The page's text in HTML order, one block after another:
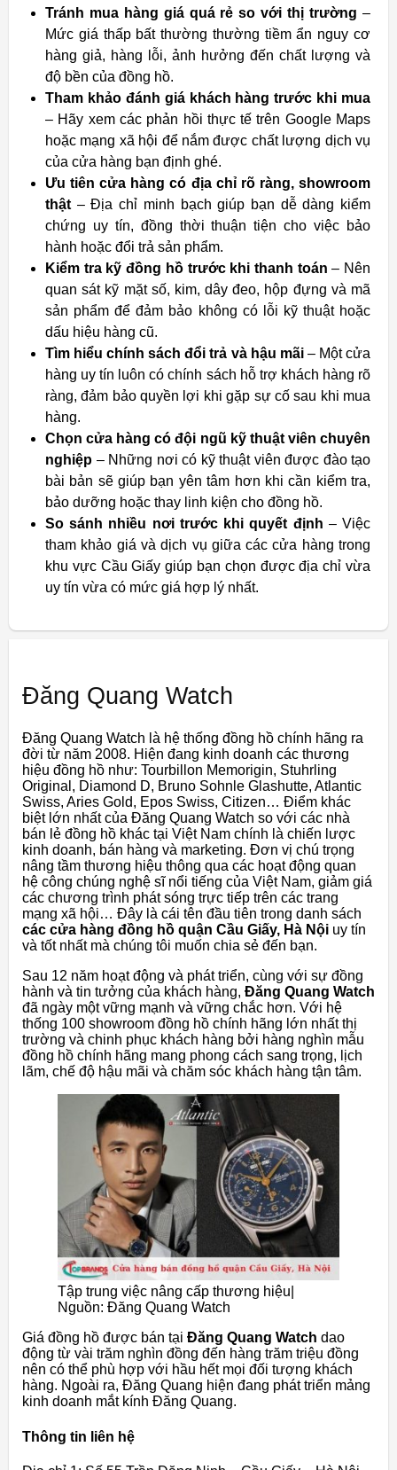
Tránh mua hàng giá quá rẻ so với thị trường –
Mức giá thấp bất thường thường tiềm ẩn nguy cơ
hàng giả, hàng lỗi, ảnh hưởng đến chất lượng và
độ bền của đồng hồ.
Tham khảo đánh giá khách hàng trước khi mua
– Hãy xem các phản hồi thực tế trên Google Maps
hoặc mạng xã hội để nắm được chất lượng dịch vụ
của cửa hàng bạn định ghé.
Ưu tiên cửa hàng có địa chỉ rõ ràng, showroom
thật – Địa chỉ minh bạch giúp bạn dễ dàng kiểm
chứng uy tín, đồng thời thuận tiện cho việc bảo
hành hoặc đổi trả sản phẩm.
Kiểm tra kỹ đồng hồ trước khi thanh toán – Nên
quan sát kỹ mặt số, kim, dây đeo, hộp đựng và mã
sản phẩm để đảm bảo không có lỗi kỹ thuật hoặc
dấu hiệu hàng cũ.
Tìm hiểu chính sách đổi trả và hậu mãi– Một cửa
hàng uy tín luôn có chính sách hỗ trợ khách hàng rõ
ràng, đảm bảo quyền lợi khi gặp sự cố sau khi mua
hàng.
Chọn cửa hàng có đội ngũ kỹ thuật viên chuyên
nghiệp – Những nơi có kỹ thuật viên được đào tạo
bài bản sẽ giúp bạn yên tâm hơn khi cần kiểm tra,
bảo dưỡng hoặc thay linh kiện cho đồng hồ.
So sánh nhiều nơi trước khi quyết định – Việc
tham khảo giá và dịch vụ giữa các cửa hàng trong
khu vực Cầu Giấy giúp bạn chọn được địa chỉ vừa
uy tín vừa có mức giá hợp lý nhất.
Đăng Quang Watch
Đăng Quang Watch là hệ thống đồng hồ chính hãng ra
đời từ năm 2008. Hiện đang kinh doanh các thương
hiệu đồng hồ như: Tourbillon Memorigin, Stuhrling
Original, Diamond D, Bruno Sohnle Glashutte, Atlantic
Swiss, Aries Gold, Epos Swiss, Citizen… Điểm khác
biệt lớn nhất của Đăng Quang Watch so với các nhà
bán lẻ đồng hồ khác tại Việt Nam chính là chiến lược
kinh doanh, bán hàng và marketing. Đơn vị chú trọng
nâng tầm thương hiệu thông qua các hoạt động quan
hệ công chúng nghệ sĩ nổi tiếng của Việt Nam, giảm giá
các chương trình phát sóng trực tiếp trên các trang
mạng xã hội… Đây là cái tên đầu tiên trong danh sách
các cửa hàng đồng hồ quận Cầu Giấy, Hà Nội uy tín
và tốt nhất mà chúng tôi muốn chia sẻ đến bạn.
Sau 12 năm hoạt động và phát triển, cùng với sự đồng
hành và tin tưởng của khách hàng, Đăng Quang Watch
đã ngày một vững mạnh và vững chắc hơn. Với hệ
thống 100 showroom đồng hồ chính hãng lớn nhất thị
trường và chinh phục khách hàng bởi hàng nghìn mẫu
đồng hồ chính hãng mang phong cách sang trọng, lịch
lãm, chế độ hậu mãi và chăm sóc khách hàng tận tâm.
Tập trung việc nâng cấp thương hiệu|
Nguồn: Đăng Quang Watch
Giá đồng hồ được bán tại Đăng Quang Watch dao
động từ vài trăm nghìn đồng đến hàng trăm triệu đồng
nên có thể phù hợp với hầu hết mọi đối tượng khách
hàng. Ngoài ra, Đăng Quang hiện đang phát triển mảng
kinh doanh mắt kính Đăng Quang.
Thông tin liên hệ